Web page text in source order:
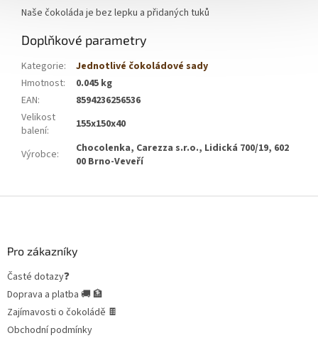
Naše čokoláda je bez lepku a přidaných tuků
Doplňkové parametry
Kategorie:
Jednotlivé čokoládové sady
Hmotnost:
0.045 kg
EAN:
8594236256536
Velikost
balení: 155x150x40
Výrobce:
Chocolenka, Carezza s.r.o., Lidická 700/19, 602
00 Brno-Veveří
Pro zákazníky
Časté dotazy❓
Doprava a platba 🚚 🏦
Zajímavosti o čokoládě 🍫
Obchodní podmínky